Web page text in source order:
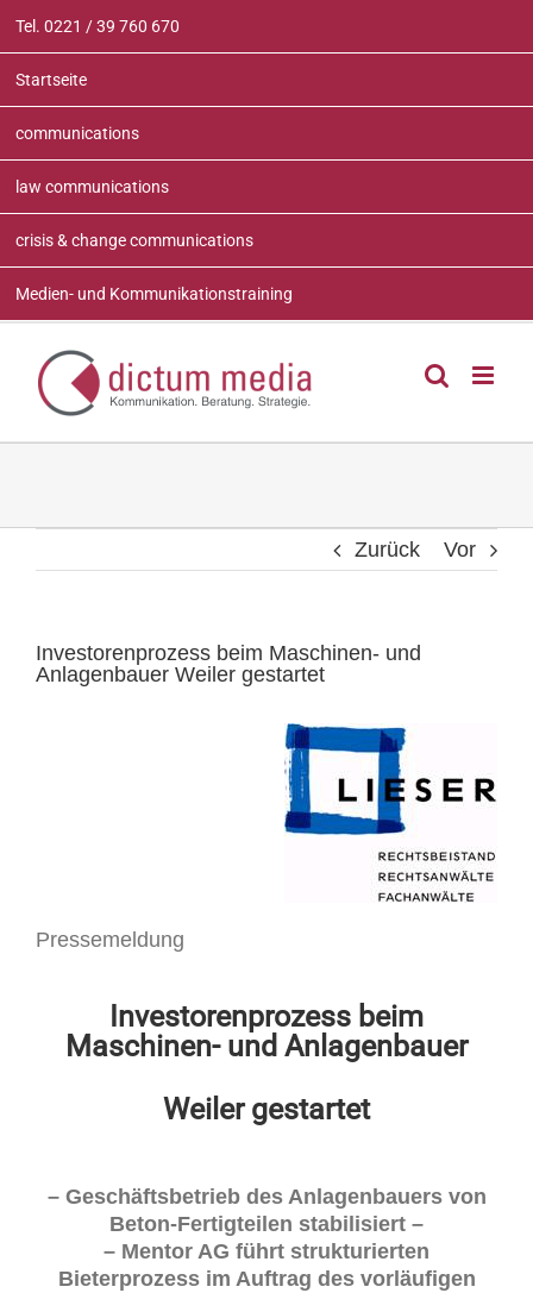
Inhalt
springen
Tel. 0221 / 39 760 670
Startseite
communications
law communications
crisis & change communications
Medien- und Kommunikationstraining
Zurück Vor
Investorenprozess beim Maschinen- und
Anlagenbauer Weiler gestartet
Pressemeldung
Investorenprozess beim
Maschinen- und Anlagenbauer
Weiler gestartet
– Geschäftsbetrieb des Anlagenbauers von
Beton-Fertigteilen stabilisiert –
– Mentor AG führt strukturierten
Bieterprozess im Auftrag des vorläufigen